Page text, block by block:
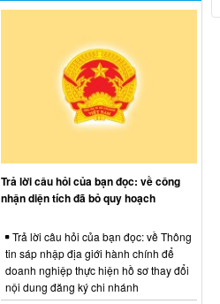
Trả lời câu hỏi của bạn đọc: về công
nhận diện tích đã bỏ quy hoạch
Trả lời câu hỏi của bạn đọc: về Thông
tin sáp nhập địa giới hành chính để
doanh nghiệp thực hiện hồ sơ thay đổi
nội dung đăng ký chi nhánh